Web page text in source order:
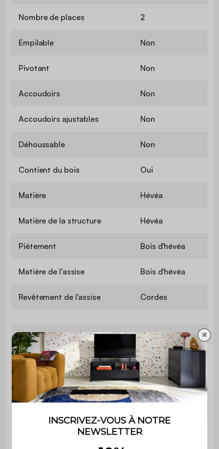
Nombre de places 2
Empilable Non
Pivotant Non
Accoudoirs Non
Accoudoirs ajustables Non
Déhoussable Non
Contient du bois Oui
Matière Hévéa
Matière de la structure Hévéa
Piètement Bois d'hévéa
Matière de l'assise Bois d'hévéa
Revêtement de l'assise Cordes
Hauteur de
chaise
Hauteur d'assise 44 cm
Profondeur
46 cm
✖